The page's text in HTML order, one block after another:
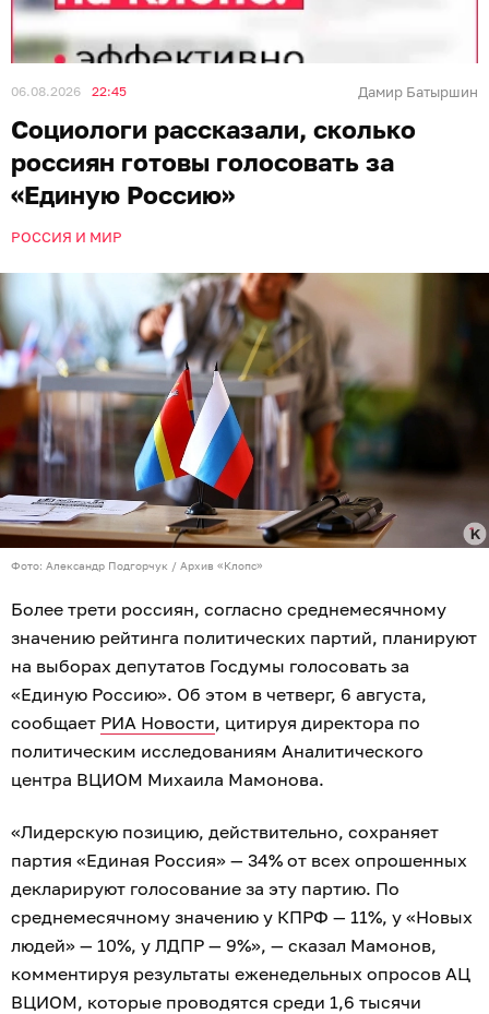
06.08.2026 22:45 Дамир Батыршин
Социологи рассказали, сколько
россиян готовы голосовать за
«Единую Россию»
РОССИЯ И МИР
Фото: Александр Подгорчук / Архив «Клопс»
Более трети россиян, согласно среднемесячному
значению рейтинга политических партий, планируют
на выборах депутатов Госдумы голосовать за
«Единую Россию». Об этом в четверг, 6 августа,
сообщает РИА Новости, цитируя директора по
политическим исследованиям Аналитического
центра ВЦИОМ Михаила Мамонова.
«Лидерскую позицию, действительно, сохраняет
партия «Единая Россия» — 34% от всех опрошенных
декларируют голосование за эту партию. По
среднемесячному значению у КПРФ — 11%, у «Новых
людей» — 10%, у ЛДПР — 9%», — сказал Мамонов,
комментируя результаты еженедельных опросов АЦ
ВЦИОМ, которые проводятся среди 1,6 тысячи